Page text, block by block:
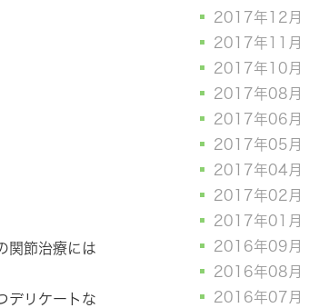
関節治療には
デリケートな
2017年12月
2017年11月
2017年10月
2017年08月
2017年06月
2017年05月
2017年04月
2017年02月
2017年01月
2016年09月
2016年08月
2016年07月